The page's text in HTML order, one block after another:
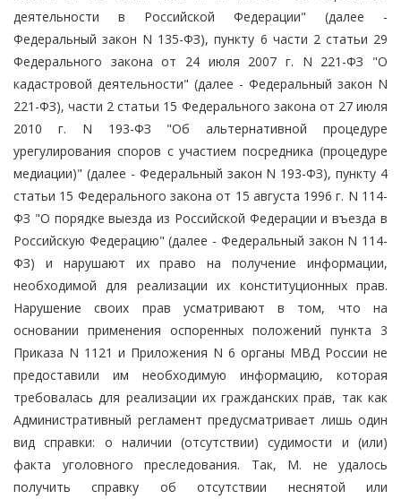
деятельности в Российской Федерации" (далее -
Федеральный закон N 135-ФЗ), пункту 6 части 2 статьи 29
Федерального закона от 24 июля 2007 г. N 221-ФЗ "О
кадастровой деятельности" (далее - Федеральный закон N
221-ФЗ), части 2 статьи 15 Федерального закона от 27 июля
2010 г. N 193-ФЗ "Об альтернативной процедуре
урегулирования споров с участием посредника (процедуре
медиации)" (далее - Федеральный закон N 193-ФЗ), пункту 4
статьи 15 Федерального закона от 15 августа 1996 г. N 114-
ФЗ "О порядке выезда из Российской Федерации и въезда в
Российскую Федерацию" (далее - Федеральный закон N 114-
ФЗ) и нарушают их право на получение информации,
необходимой для реализации их конституционных прав.
Нарушение своих прав усматривают в том, что на
основании применения оспоренных положений пункта 3
Приказа N 1121 и Приложения N 6 органы МВД России не
предоставили им необходимую информацию, которая
требовалась для реализации их гражданских прав, так как
Административный регламент предусматривает лишь один
вид справки: о наличии (отсутствии) судимости и (или)
факта уголовного преследования. Так, М. не удалось
получить справку об отсутствии неснятой или